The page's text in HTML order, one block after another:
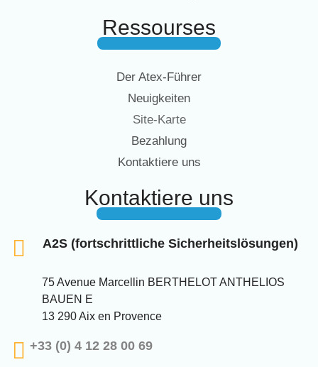
Ressourses
Der Atex-Führer
Neuigkeiten
Site-Karte
Bezahlung
Kontaktiere uns
Kontaktiere uns
A2S (fortschrittliche Sicherheitslösungen)
75 Avenue Marcellin BERTHELOT ANTHELIOS
BAUEN E
13 290 Aix en Provence
+33 (0) 4 12 28 00 69